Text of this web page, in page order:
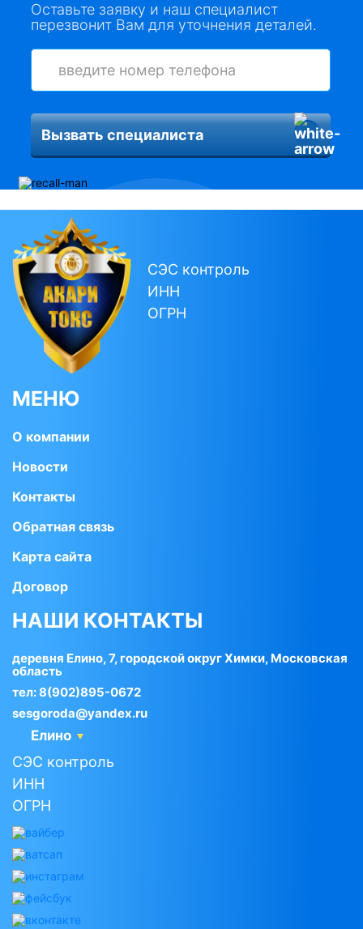
Оставьте заявку и наш специалист
перезвонит Вам для уточнения деталей.
Вызвать специалиста
СЭС контроль
ИНН
ОГРН
МЕНЮ
О компании
Новости
Контакты
Обратная связь
Карта сайта
Договор
НАШИ КОНТАКТЫ
деревня Елино, 7, городской округ Химки, Московская
область
тел:8(902)895-0672
sesgoroda@yandex.ru
Елино
СЭС контроль
ИНН
ОГРН